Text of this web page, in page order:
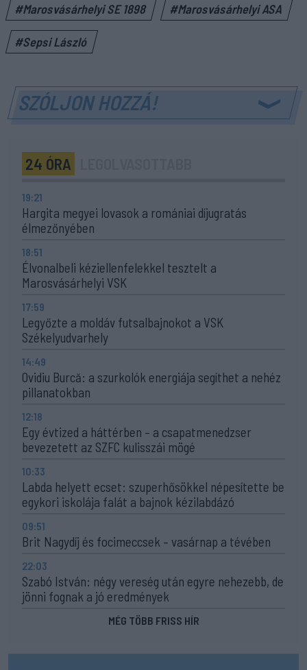
#Marosvásárhelyi SE 1898 #Marosvásárhelyi ASA
#Sepsi László
SZÓLJON HOZZÁ!
24 ÓRA
19:21
Hargita megyei lovasok a romániai díjugratás
élmezőnyében
18:51
Élvonalbeli kéziellenfelekkel tesztelt a
Marosvásárhelyi VSK
17:59
Legyőzte a moldáv futsalbajnokot a VSK
Székelyudvarhely
14:49
Ovidiu Burcă: a szurkolók energiája segíthet a nehéz
pillanatokban
12:18
Egy évtized a háttérben – a csapatmenedzser
bevezetett az SZFC kulisszái mögé
10:33
Labda helyett ecset: szuperhősökkel népesítette be
egykori iskolája falát a bajnok kézilabdázó
09:51
Brit Nagydíj és focimeccsek – vasárnap a tévében
22:03
Szabó István: négy vereség után egyre nehezebb, de
jönni fognak a jó eredmények
MÉG TÖBB FRISS HÍR